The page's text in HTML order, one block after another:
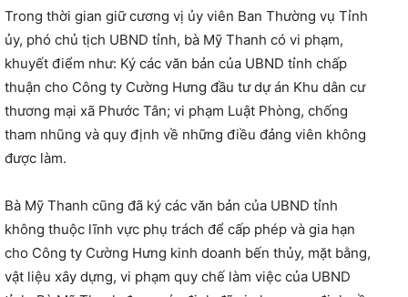
Trong thời gian giữ cương vị ủy viên Ban Thường vụ Tỉnh
ủy, phó chủ tịch UBND tỉnh, bà Mỹ Thanh có vi phạm,
khuyết điểm như: Ký các văn bản của UBND tỉnh chấp
thuận cho Công ty Cường Hưng đầu tư dự án Khu dân cư
thương mại xã Phước Tân; vi phạm Luật Phòng, chống
tham nhũng và quy định về những điều đảng viên không
được làm.
Bà Mỹ Thanh cũng đã ký các văn bản của UBND tỉnh
không thuộc lĩnh vực phụ trách để cấp phép và gia hạn
cho Công ty Cường Hưng kinh doanh bến thủy, mặt bằng,
vật liệu xây dựng, vi phạm quy chế làm việc của UBND